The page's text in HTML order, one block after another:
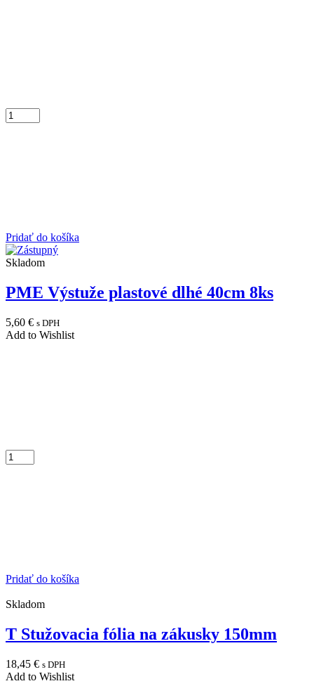
Pridať do košíka
Skladom
PME Výstuže plastové dlhé 40cm 8ks
5,60 € s DPH
Add to Wishlist
Pridať do košíka
Skladom
T Stužovacia fólia na zákusky 150mm
18,45 € s DPH
Add to Wishlist